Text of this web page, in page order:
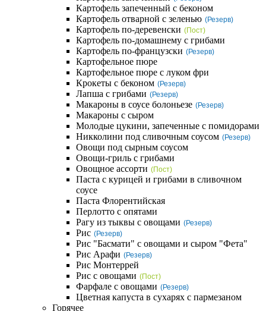
Картофель запеченный с беконом
Картофель отварной с зеленью (Резерв)
Картофель по-деревенски (Пост)
Картофель по-домашнему с грибами
Картофель по-французски (Резерв)
Картофельное пюре
Картофельное пюре с луком фри
Крокеты с беконом (Резерв)
Лапша с грибами (Резерв)
Макароны в соусе болоньезе (Резерв)
Макароны с сыром
Молодые цукини, запеченные с помидорами
Никколини под сливочным соусом (Резерв)
Овощи под сырным соусом
Овощи-гриль с грибами
Овощное ассорти (Пост)
Паста с курицей и грибами в сливочном
соусе
Паста Флорентийская
Перлотто с опятами
Рагу из тыквы с овощами (Резерв)
Рис (Резерв)
Рис "Басмати" с овощами и сыром "Фета"
Рис Арафи (Резерв)
Рис Монтеррей
Рис с овощами (Пост)
Фарфале с овощами (Резерв)
Цветная капуста в сухарях с пармезаном
Горячее